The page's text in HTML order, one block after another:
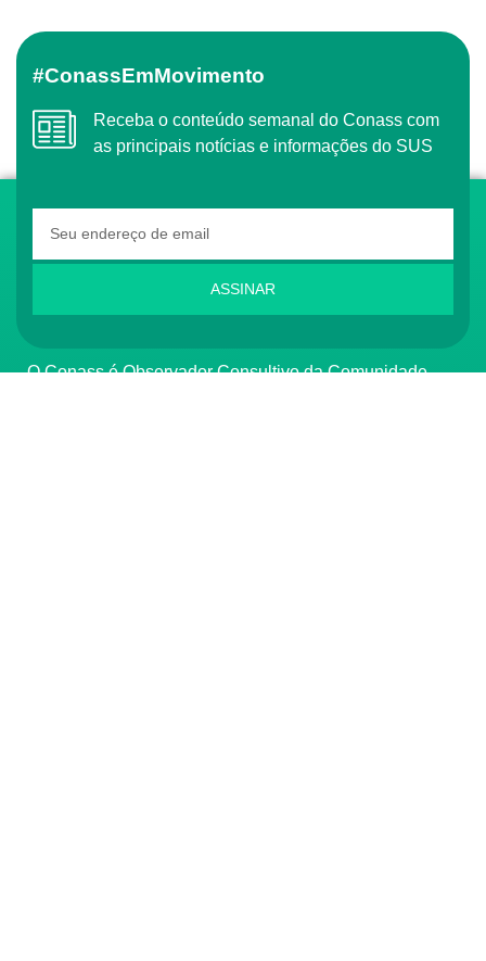
#ConassEmMovimento
Receba o conteúdo semanal do Conass com
as principais notícias e informações do SUS
ASSINAR
O Conass é Observador Consultivo da Comunidade